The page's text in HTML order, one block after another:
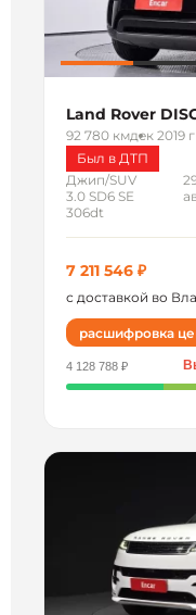
Land Rover
92 780 кмдек 2019 г
Был в ДТП
Джип/SUV
3.0 SD6 SE
306dt
7 211 546 ₽
с доставкой во
расшифровка
4 128 788 ₽